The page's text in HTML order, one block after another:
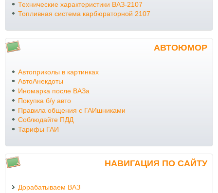
Технические характеристики ВАЗ-2107
Топливная система карбюраторной 2107
АВТОЮМОР
Автоприколы в картинках
АвтоАнекдоты
Иномарка после ВАЗа
Покупка б/у авто
Правила общения с ГАИшниками
Соблюдайте ПДД
Тарифы ГАИ
НАВИГАЦИЯ ПО САЙТУ
Дорабатываем ВАЗ